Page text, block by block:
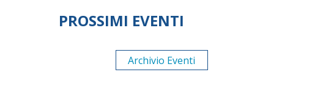
PROSSIMI EVENTI
Archivio Eventi